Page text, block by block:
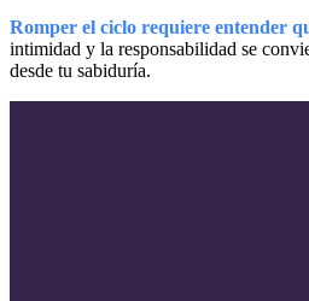
Romper el ciclo requiere entender
intimidad y la responsabilidad se
desde tu sabiduría.